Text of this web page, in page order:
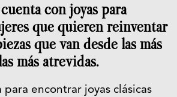
con joyas para
que quieren reinventar
que van desde las más
más atrevidas.
encontrar joyas clásicas